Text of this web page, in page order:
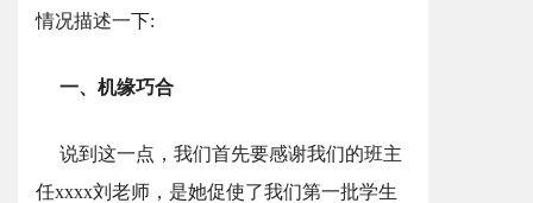
情况描述一下:
一、机缘巧合
说到这一点，我们首先要感谢我们的班主
任xxxx刘老师，是她促使了我们第一批学生